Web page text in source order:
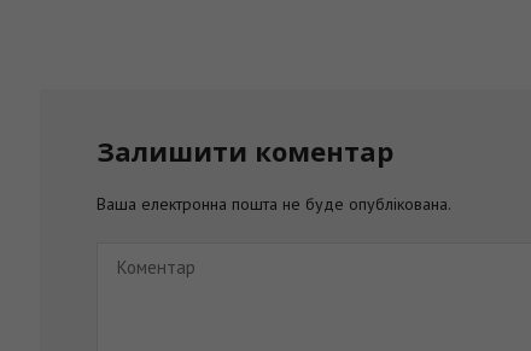
Залишити коментар
Ваша електронна пошта не буде опублікована.